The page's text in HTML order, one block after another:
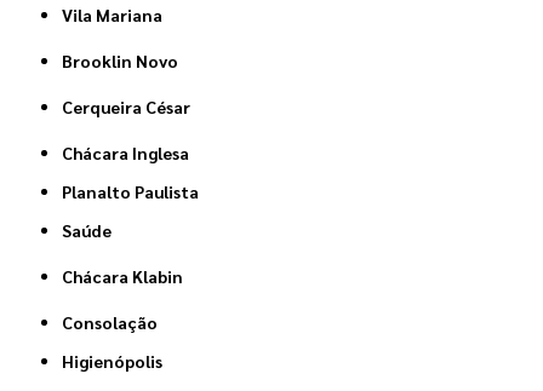
Vila Mariana
Brooklin Novo
Cerqueira César
Chácara Inglesa
Planalto Paulista
Saúde
Chácara Klabin
Consolação
Higienópolis